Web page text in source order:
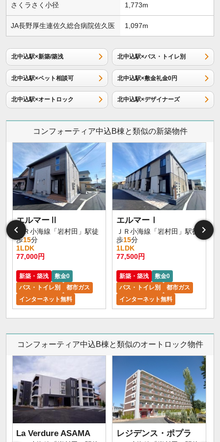
さくラさく小径 1,773m
JA長野厚生連佐久総合病院佐久医 1,097m
北中込駅×新築/築浅 北中込駅×バス・トイレ別
北中込駅×ペット相談可 北中込駅×敷金礼金0円
北中込駅×オートロック 北中込駅×デザイナーズ
コンフォーティア中込B棟と類似の新築物件
エルマーⅡ
ＪＲ小海線「岩村田」駅徒
歩15分
1LDK
77,000円
新築・築浅
敷金0
バス・トイレ別
都市ガス
インターネット無料
エルマーⅠ
ＪＲ小海線「岩村田」駅徒
歩15分
1LDK
77,500円
新築・築浅
敷金0
バス・トイレ別
都市ガス
インターネット無料
コンフォーティア中込B棟と類似のオートロック物件
La Verdure ASAMA レジデンス・ポプラ